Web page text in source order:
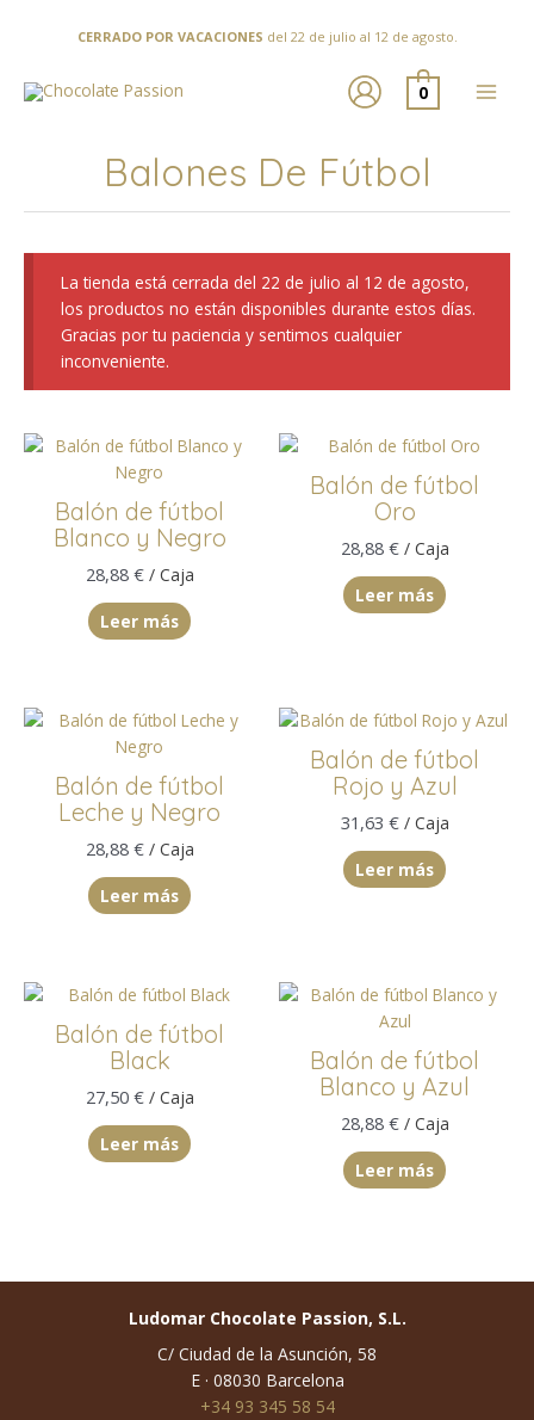
CERRADO POR VACACIONES del 22 de julio al 12 de agosto.
0
Balones De Fútbol
La tienda está cerrada del 22 de julio al 12 de agosto,
los productos no están disponibles durante estos días.
Gracias por tu paciencia y sentimos cualquier
inconveniente.
Balón de fútbol
Blanco y Negro
28,88 € / Caja
Leer más
Balón de fútbol
Oro
28,88 € / Caja
Leer más
Balón de fútbol
Leche y Negro
28,88 € / Caja
Leer más
Balón de fútbol
Rojo y Azul
31,63 € / Caja
Leer más
Balón de fútbol
Black
27,50 € / Caja
Leer más
Balón de fútbol
Blanco y Azul
28,88 € / Caja
Leer más
Ludomar Chocolate Passion, S.L.
C/ Ciudad de la Asunción, 58
E · 08030 Barcelona
+34 93 345 58 54